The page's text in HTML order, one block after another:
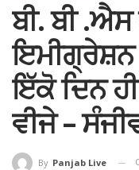
ਬੀ. ਬੀ
ਇਮੀਗ੍ਰੇਸ਼ਨ
ਇੱਕੋ ਦਿਨ
ਵੀਜੇ –
By Panjab Live